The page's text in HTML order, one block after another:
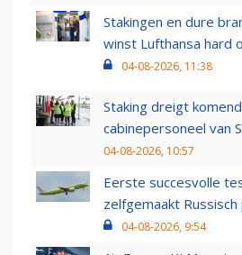
Stakingen en dure
winst Lufthansa hard
04-08-2026, 11:38
Staking dreigt
cabinepersoneel van
04-08-2026, 10:57
Eerste succesvolle
zelfgemaakt
04-08-2026, 9:54